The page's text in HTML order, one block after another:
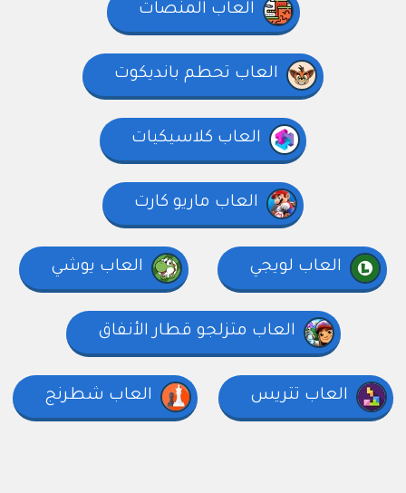
العاب المنصات
العاب تحطم بانديكوت
العاب كلاسيكيات
العاب ماريو كارت
العاب لويجي العاب يوشي
العاب متزلجو قطار الأنفاق
العاب تتريس العاب شطرنج